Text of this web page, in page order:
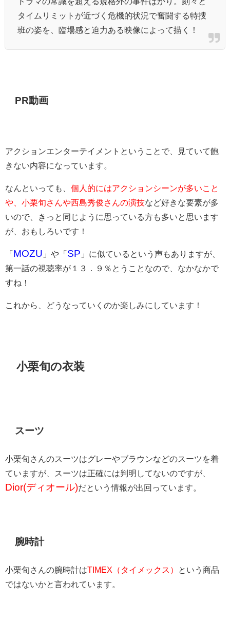
タイムリミットが近づく危機的状況で奮闘する特捜
班の姿を、臨場感と迫力ある映像によって描く！
PR動画
アクションエンターテイメントということで、見ていて飽
きない内容になっています。
なんといっても、 個人的にはアクションシーンが多いこと
や、小栗旬さんや西島秀俊さんの演技など好きな要素が多
いので、きっと同じように思っている方も多いと思います
が、おもしろいです！
「 MOZU 」や「 SP 」に似ているという声もありますが、
第一話の視聴率が１３．９％とうことなので、なかなかで
すね！
これから、どうなっていくのか楽しみにしています！
小栗旬の衣装
スーツ
小栗旬さんのスーツはグレーやブラウンなどのスーツを着
ていますが、スーツは正確には判明してないのですが、
Dior(ディオール)だという情報が出回っています。
腕時計
小栗旬さんの腕時計はTIMEX（タイメックス）
という商品
ではないかと言われています。